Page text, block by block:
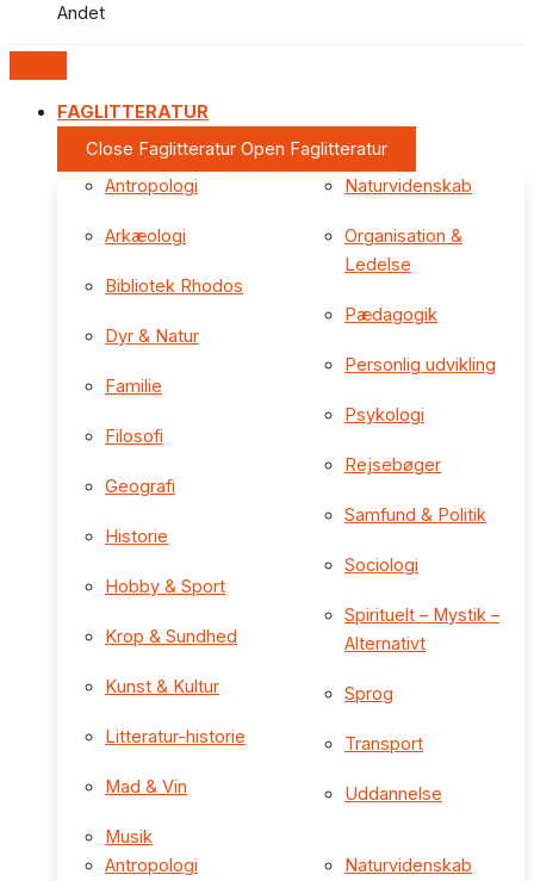
Andet
FAGLITTERATUR
Close Faglitteratur Open Faglitteratur
Antropologi
Arkæologi
Bibliotek Rhodos
Dyr & Natur
Familie
Filosofi
Geografi
Historie
Hobby & Sport
Krop & Sundhed
Kunst & Kultur
Litteratur-historie
Mad & Vin
Musik
Naturvidenskab
Organisation &
Ledelse
Pædagogik
Personlig udvikling
Psykologi
Rejsebøger
Samfund & Politik
Sociologi
Spirituelt – Mystik –
Alternativt
Sprog
Transport
Uddannelse
Antropologi
Naturvidenskab